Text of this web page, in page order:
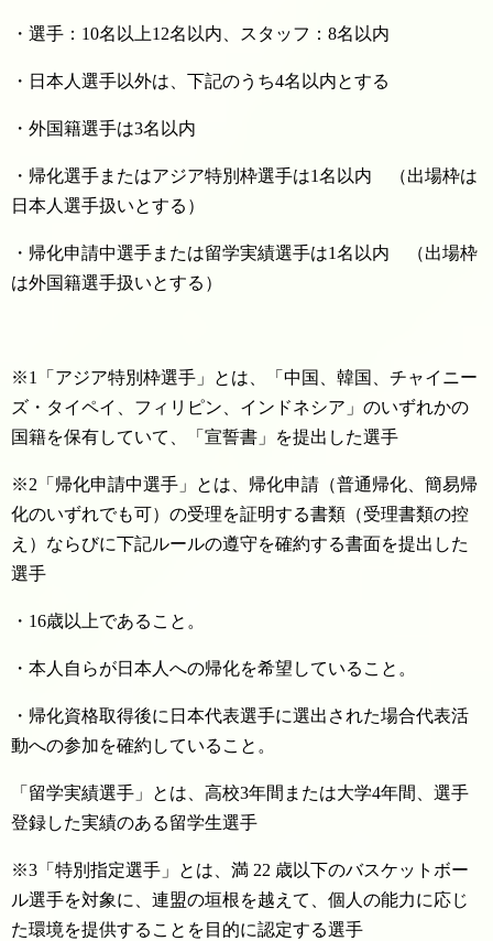
・選手：10名以上12名以内、スタッフ：8名以内
・日本人選手以外は、下記のうち4名以内とする
・外国籍選手は3名以内
・帰化選手またはアジア特別枠選手は1名以内 （出場枠は
日本人選手扱いとする）
・帰化申請中選手または留学実績選手は1名以内 （出場枠
は外国籍選手扱いとする）
※1「アジア特別枠選手」とは、「中国、韓国、チャイニー
ズ・タイペイ、フィリピン、インドネシア」のいずれかの
国籍を保有していて、「宣誓書」を提出した選手
※2「帰化申請中選手」とは、帰化申請（普通帰化、簡易帰
化のいずれでも可）の受理を証明する書類（受理書類の控
え）ならびに下記ルールの遵守を確約する書面を提出した
選手
・16歳以上であること。
・本人自らが日本人への帰化を希望していること。
・帰化資格取得後に日本代表選手に選出された場合代表活
動への参加を確約していること。
「留学実績選手」とは、高校3年間または大学4年間、選手
登録した実績のある留学生選手
※3「特別指定選手」とは、満 22 歳以下のバスケットボー
ル選手を対象に、連盟の垣根を越えて、個人の能力に応じ
た環境を提供することを目的に認定する選手